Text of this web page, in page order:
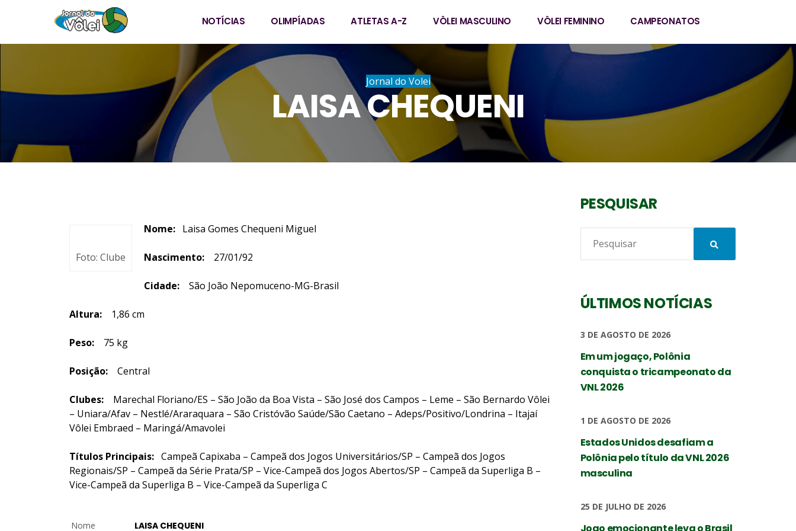
NOTÍCIAS OLIMPÍADAS ATLETAS A-Z VÔLEI MASCULINO VÔLEI FEMININO CAMPEONATOS
Jornal do Volei
LAISA CHEQUENI
Foto: Clube
Nome: Laisa Gomes Chequeni Miguel
Nascimento: 27/01/92
Cidade: São João Nepomuceno-MG-Brasil
Altura: 1,86 cm
Peso: 75 kg
Posição: Central
Clubes: Marechal Floriano/ES – São João da Boa Vista – São José dos Campos – Leme – São Bernardo Vôlei
– Uniara/Afav – Nestlé/Araraquara – São Cristóvão Saúde/São Caetano – Adeps/Positivo/Londrina – Itajaí
Vôlei Embraed – Maringá/Amavolei
Títulos Principais: Campeã Capixaba – Campeã dos Jogos Universitários/SP – Campeã dos Jogos
Regionais/SP – Campeã da Série Prata/SP – Vice-Campeã dos Jogos Abertos/SP – Campeã da Superliga B –
Vice-Campeã da Superliga B – Vice-Campeã da Superliga C
Nome LAISA CHEQUENI
PESQUISAR
ÚLTIMOS NOTÍCIAS
3 DE AGOSTO DE 2026
Em um jogaço, Polônia
conquista o tricampeonato da
VNL 2026
1 DE AGOSTO DE 2026
Estados Unidos desafiam a
Polônia pelo título da VNL 2026
masculina
25 DE JULHO DE 2026